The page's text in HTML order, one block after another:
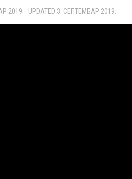
2019. · UPDATED 3. СЕПТЕМБАР 2019.